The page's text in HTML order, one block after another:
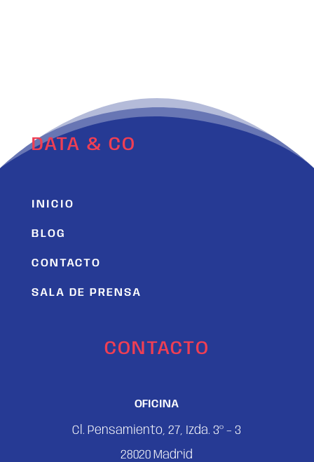
DATA & CO
INICIO
BLOG
CONTACTO
SALA DE PRENSA
CONTACTO
OFICINA
Cl. Pensamiento, 27, Izda. 3º – 3
28020 Madrid